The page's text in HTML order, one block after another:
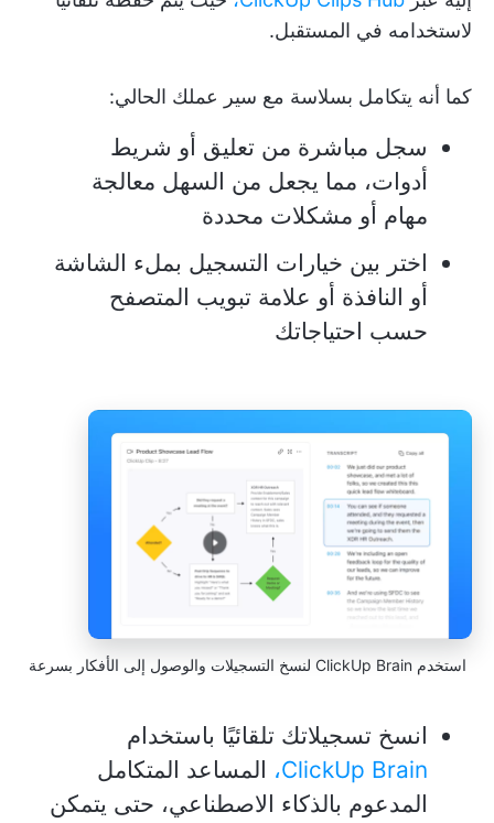
لاستخدامه في المستقبل.
كما أنه يتكامل بسلاسة مع سير عملك الحالي:
سجل مباشرة من تعليق أو شريط
أدوات، مما يجعل من السهل معالجة
مهام أو مشكلات محددة
اختر بين خيارات التسجيل بملء الشاشة
أو النافذة أو علامة تبويب المتصفح
حسب احتياجاتك
استخدم ClickUp Brain لنسخ التسجيلات والوصول إلى الأفكار بسرعة
انسخ تسجيلاتك تلقائيًا باستخدام
ClickUp Brain،
المساعد المتكامل
المدعوم بالذكاء الاصطناعي، حتى يتمكن